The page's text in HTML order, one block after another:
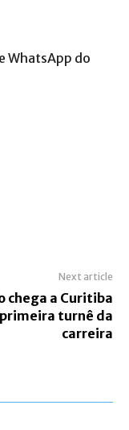
WhatsApp do
Next article
chega a Curitiba
turnê da
carreira